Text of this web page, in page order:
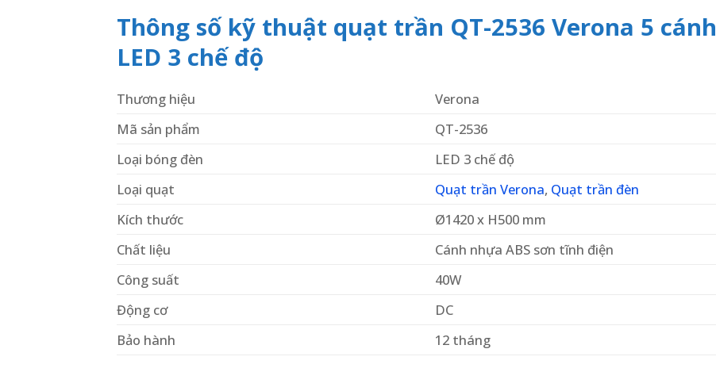
Thông số kỹ thuật quạt trần QT-2536 Verona 5 cánh
LED 3 chế độ
Thương hiệu
Verona
Mã sản phẩm
QT-2536
Loại bóng đèn
LED 3 chế độ
Loại quạt
Quạt trần Verona, Quạt trần đèn
Kích thước
Ø1420 x H500 mm
Chất liệu
Cánh nhựa ABS sơn tĩnh điện
Công suất
40W
Động cơ
DC
Bảo hành
12 tháng